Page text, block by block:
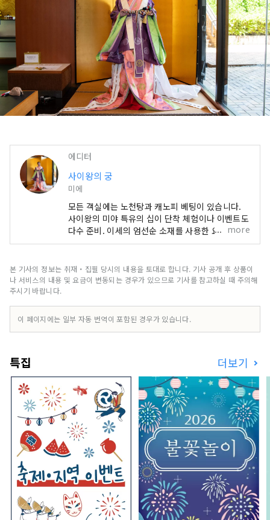
에디터
사이왕의 궁
미에
모든 객실에는 노천탕과 캐노피 베팅이 있습니다.
사이왕의 미야 특유의 십이 단착 체험이나 이벤트도
다수 준비. 이세의 엄선순 소재를 사용한 요리도 매
력적입니다. 마음껏 호화스러운 시간을 보내십시오.
more
본 기사의 정보는 취재・집필 당시의 내용을 토대로 합니다. 기사 공개 후 상품이
나 서비스의 내용 및 요금이 변동되는 경우가 있으므로 기사를 참고하실 때 주의해
주시기 바랍니다.
이 페이지에는 일부 자동 번역이 포함된 경우가 있습니다.
특집 더보기